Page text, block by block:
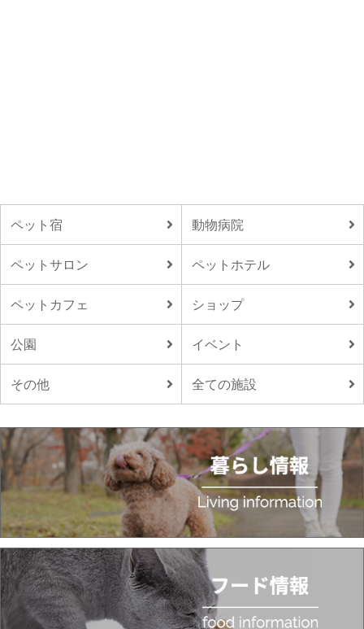
ペット宿 動物病院
ペットサロン ペットホテル
ペットカフェ ショップ
公園 イベント
その他 全ての施設